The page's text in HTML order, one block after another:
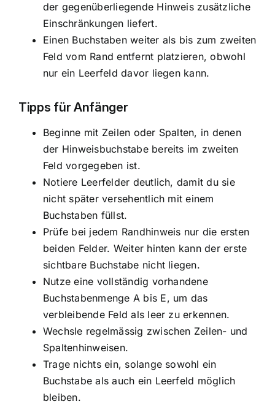
der gegenüberliegende Hinweis zusätzliche
Einschränkungen liefert.
Einen Buchstaben weiter als bis zum zweiten
Feld vom Rand entfernt platzieren, obwohl
nur ein Leerfeld davor liegen kann.
Tipps für Anfänger
Beginne mit Zeilen oder Spalten, in denen
der Hinweisbuchstabe bereits im zweiten
Feld vorgegeben ist.
Notiere Leerfelder deutlich, damit du sie
nicht später versehentlich mit einem
Buchstaben füllst.
Prüfe bei jedem Randhinweis nur die ersten
beiden Felder. Weiter hinten kann der erste
sichtbare Buchstabe nicht liegen.
Nutze eine vollständig vorhandene
Buchstabenmenge A bis E, um das
verbleibende Feld als leer zu erkennen.
Wechsle regelmässig zwischen Zeilen- und
Spaltenhinweisen.
Trage nichts ein, solange sowohl ein
Buchstabe als auch ein Leerfeld möglich
bleiben.